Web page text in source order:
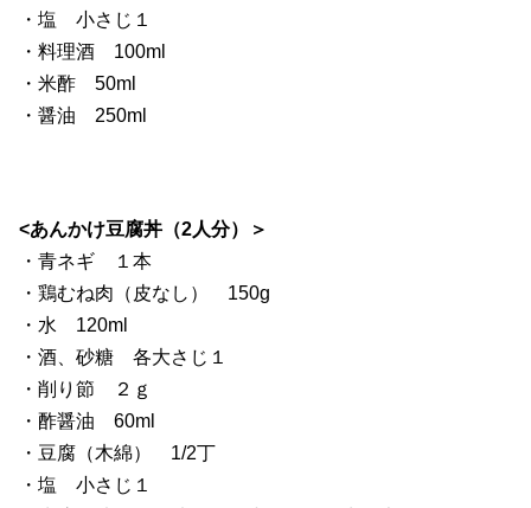
・塩 小さじ１
・料理酒 100ml
・米酢 50ml
・醤油 250ml
<あんかけ豆腐丼（2人分）＞
・青ネギ １本
・鶏むね肉（皮なし） 150g
・水 120ml
・酒、砂糖 各大さじ１
・削り節 ２ｇ
・酢醤油 60ml
・豆腐（木綿） 1/2丁
・塩 小さじ１